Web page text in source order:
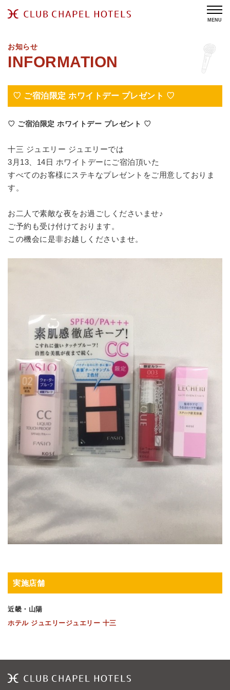
MENU
お知らせ
♡ ご宿泊限定 ホワイトデー プレゼント ♡
♡ ご宿泊限定 ホワイトデー プレゼント ♡
十三 ジュエリー ジュエリーでは
3月13、14日 ホワイトデーにご宿泊頂いた
すべてのお客様にステキなプレゼントをご用意しておりま
す。
お二人で素敵な夜をお過ごしくださいませ♪
ご予約も受け付けております。
この機会に是非お越しくださいませ。
実施店舗
近畿・山陽
ホテル ジュエリージュエリー 十三